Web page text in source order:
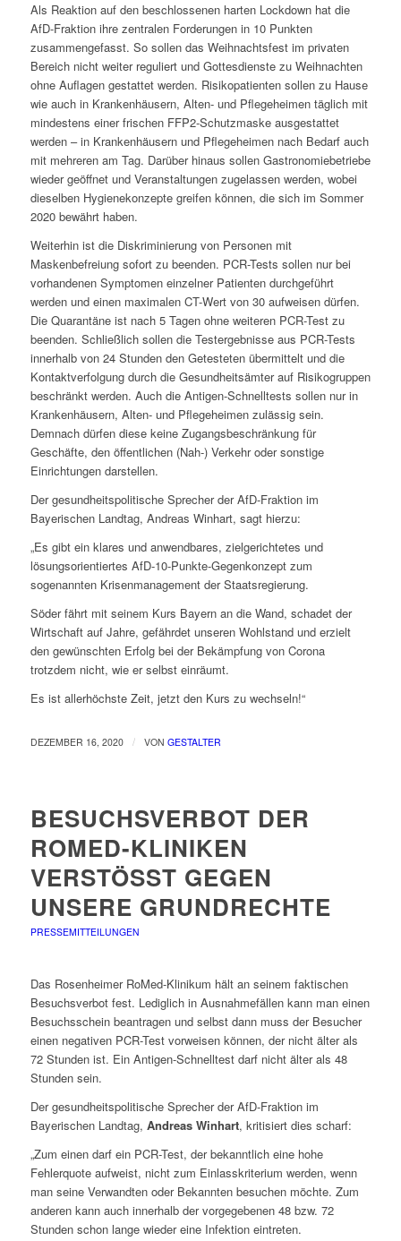
Als Reaktion auf den beschlossenen harten Lockdown hat die
AfD-Fraktion ihre zentralen Forderungen in 10 Punkten
zusammengefasst. So sollen das Weihnachtsfest im privaten
Bereich nicht weiter reguliert und Gottesdienste zu Weihnachten
ohne Auflagen gestattet werden. Risikopatienten sollen zu Hause
wie auch in Krankenhäusern, Alten- und Pflegeheimen täglich mit
mindestens einer frischen FFP2-Schutzmaske ausgestattet
werden – in Krankenhäusern und Pflegeheimen nach Bedarf auch
mit mehreren am Tag. Darüber hinaus sollen Gastronomiebetriebe
wieder geöffnet und Veranstaltungen zugelassen werden, wobei
dieselben Hygienekonzepte greifen können, die sich im Sommer
2020 bewährt haben.
Weiterhin ist die Diskriminierung von Personen mit
Maskenbefreiung sofort zu beenden. PCR-Tests sollen nur bei
vorhandenen Symptomen einzelner Patienten durchgeführt
werden und einen maximalen CT-Wert von 30 aufweisen dürfen.
Die Quarantäne ist nach 5 Tagen ohne weiteren PCR-Test zu
beenden. Schließlich sollen die Testergebnisse aus PCR-Tests
innerhalb von 24 Stunden den Getesteten übermittelt und die
Kontaktverfolgung durch die Gesundheitsämter auf Risikogruppen
beschränkt werden. Auch die Antigen-Schnelltests sollen nur in
Krankenhäusern, Alten- und Pflegeheimen zulässig sein.
Demnach dürfen diese keine Zugangsbeschränkung für
Geschäfte, den öffentlichen (Nah-) Verkehr oder sonstige
Einrichtungen darstellen.
Der gesundheitspolitische Sprecher der AfD-Fraktion im
Bayerischen Landtag, Andreas Winhart, sagt hierzu:
„Es gibt ein klares und anwendbares, zielgerichtetes und
lösungsorientiertes AfD-10-Punkte-Gegenkonzept zum
sogenannten Krisenmanagement der Staatsregierung.
Söder fährt mit seinem Kurs Bayern an die Wand, schadet der
Wirtschaft auf Jahre, gefährdet unseren Wohlstand und erzielt
den gewünschten Erfolg bei der Bekämpfung von Corona
trotzdem nicht, wie er selbst einräumt.
Es ist allerhöchste Zeit, jetzt den Kurs zu wechseln!“
DEZEMBER 16, 2020 / VON GESTALTER
BESUCHSVERBOT DER
ROMED-KLINIKEN
VERSTÖSST GEGEN U
NSERE GRUNDRECHTE
PRESSEMITTEILUNGEN
Das Rosenheimer RoMed-Klinikum hält an seinem faktischen
Besuchsverbot fest. Lediglich in Ausnahmefällen kann man einen
Besuchsschein beantragen und selbst dann muss der Besucher
einen negativen PCR-Test vorweisen können, der nicht älter als
72 Stunden ist. Ein Antigen-Schnelltest darf nicht älter als 48
Stunden sein.
Der gesundheitspolitische Sprecher der AfD-Fraktion im
Bayerischen Landtag, Andreas Winhart, kritisiert dies scharf:
„Zum einen darf ein PCR-Test, der bekanntlich eine hohe
Fehlerquote aufweist, nicht zum Einlasskriterium werden, wenn
man seine Verwandten oder Bekannten besuchen möchte. Zum
anderen kann auch innerhalb der vorgegebenen 48 bzw. 72
Stunden schon lange wieder eine Infektion eintreten.